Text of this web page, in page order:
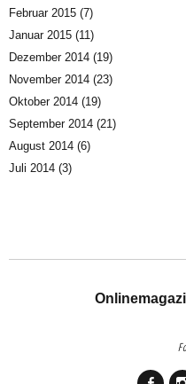
Februar 2015 (7)
Januar 2015 (11)
Dezember 2014 (19)
November 2014 (23)
Oktober 2014 (19)
September 2014 (21)
August 2014 (6)
Juli 2014 (3)